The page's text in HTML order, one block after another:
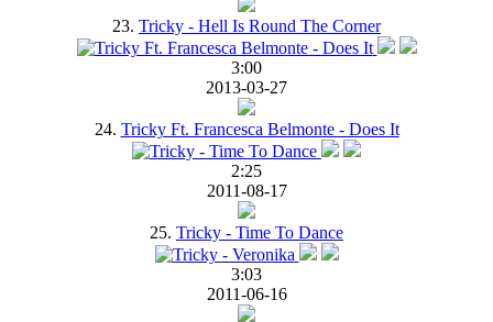
23. Tricky - Hell Is Round The Corner
3:00
2013-03-27
24. Tricky Ft. Francesca Belmonte - Does It
2:25
2011-08-17
25. Tricky - Time To Dance
3:03
2011-06-16